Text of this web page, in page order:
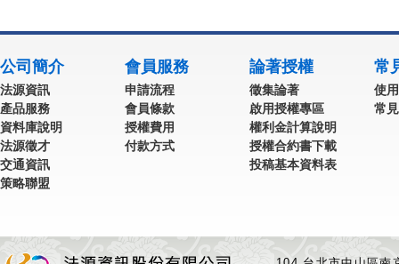
公司簡介
法源資訊
產品服務
資料庫說明
法源徵才
交通資訊
策略聯盟
會員服務
申請流程
會員條款
授權費用
付款方式
論著授權
徵集論著
啟用授權專區
權利金計算說明
授權合約書下載
投稿基本資料表
常
使
常